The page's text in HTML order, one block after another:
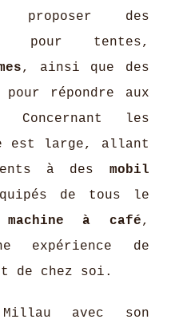
proposer des
pour tentes,
, ainsi que des
répondre aux
Concernant les
est large, allant
à des mobil
de tous le
machine à café,
expérience de
de chez soi.
Millau avec son